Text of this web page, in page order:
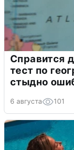
Справится
тест по
стыдно
6 августа 101